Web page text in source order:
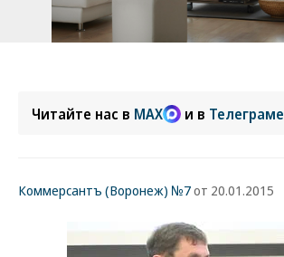
Читайте нас в MAX и в Телеграме
Коммерсантъ (Воронеж) №7от 20.01.2015